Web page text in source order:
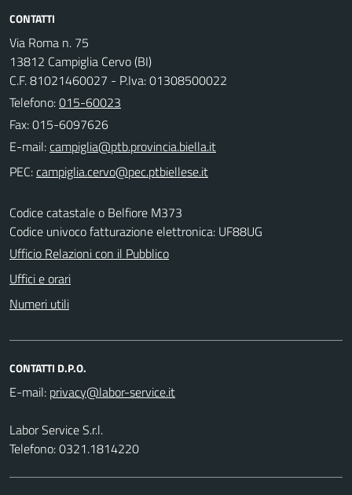
CONTATTI
Via Roma n. 75
13812 Campiglia Cervo (BI)
C.F. 81021460027 - P.Iva: 01308500022
Telefono:015-60023
Fax: 015-6097626
E-mail:
PEC:
Codice catastale o Belfiore M373
Codice univoco fatturazione elettronica: UF88UG
Ufficio Relazioni con il Pubblico
Uffici e orari
Numeri utili
CONTATTI D.P.O.
E-mail:
Labor Service S.r.l.
Telefono: 0321.1814220